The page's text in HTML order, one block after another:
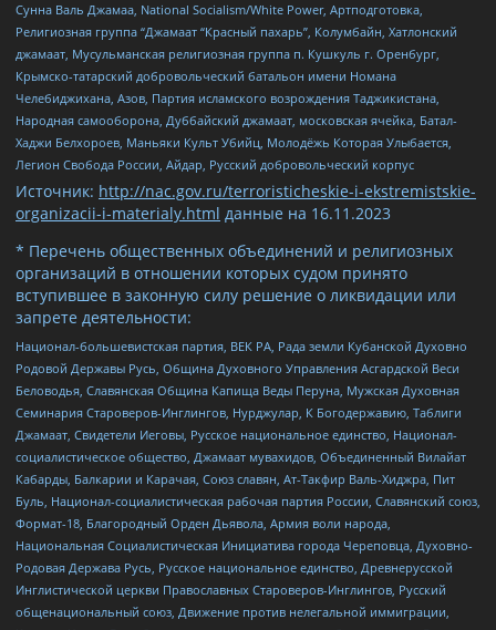
Сунна Валь Джамаа, National Socialism/White Power, Артподготовка,
Религиозная группа “Джамаат “Красный пахарь”, Колумбайн, Хатлонский
джамаат, Мусульманская религиозная группа п. Кушкуль г. Оренбург,
Крымско-татарский добровольческий батальон имени Номана
Челебиджихана, Азов, Партия исламского возрождения Таджикистана,
Народная самооборона, Дуббайский джамаат, московская ячейка, Батал-
Хаджи Белхороев, Маньяки Культ Убийц, Молодёжь Которая Улыбается,
Легион Свобода России, Айдар, Русский добровольческий корпус
Источник: http://nac.gov.ru/terroristicheskie-i-ekstremistskie-
organizacii-i-materialy.html данные на 16.11.2023
* Перечень общественных объединений и религиозных
организаций в отношении которых судом принято
вступившее в законную силу решение о ликвидации или
запрете деятельности:
Национал-большевистская партия, ВЕК РА, Рада земли Кубанской Духовно
Родовой Державы Русь, Община Духовного Управления Асгардской Веси
Беловодья, Славянская Община Капища Веды Перуна, Мужская Духовная
Семинария Староверов-Инглингов, Нурджулар, К Богодержавию, Таблиги
Джамаат, Свидетели Иеговы, Русское национальное единство, Национал-
социалистическое общество, Джамаат мувахидов, Объединенный Вилайат
Кабарды, Балкарии и Карачая, Союз славян, Ат-Такфир Валь-Хиджра, Пит
Буль, Национал-социалистическая рабочая партия России, Славянский союз,
Формат-18, Благородный Орден Дьявола, Армия воли народа,
Национальная Социалистическая Инициатива города Череповца, Духовно-
Родовая Держава Русь, Русское национальное единство, Древнерусской
Инглистической церкви Православных Староверов-Инглингов, Русский
общенациональный союз, Движение против нелегальной иммиграции,